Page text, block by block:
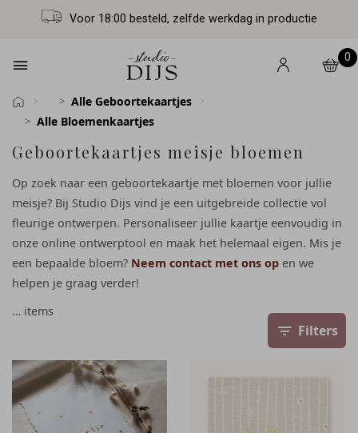
Voor 18:00 besteld, zelfde werkdag in productie
0
Alle Geboortekaartjes
Alle Bloemenkaartjes
Geboortekaartjes meisje bloemen
Op zoek naar een geboortekaartje met bloemen voor jullie
meisje? Bij Studio Dijs vind je een uitgebreide collectie vol
fleurige ontwerpen. Personaliseer jullie kaartje eenvoudig in
onze online ontwerptool en maak het helemaal eigen. Mis je
een bepaalde bloem? Neem contact met ons op en we
helpen je graag verder!
… items
Filters